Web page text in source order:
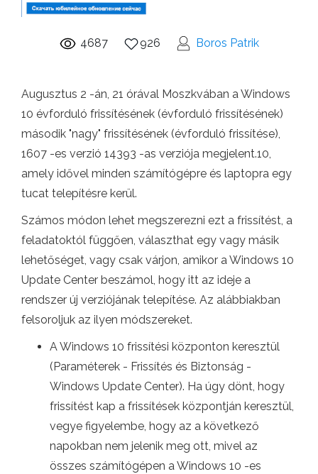
4687 926 Boros Patrik
Augusztus 2 -án, 21 órával Moszkvában a Windows
10 évforduló frissítésének (évforduló frissítésének)
második "nagy" frissítésének (évforduló frissítése),
1607 -es verzió 14393 -as verziója megjelent.10,
amely idővel minden számítógépre és laptopra egy
tucat telepítésre kerül.
Számos módon lehet megszerezni ezt a frissítést, a
feladatoktól függően, választhat egy vagy másik
lehetőséget, vagy csak várjon, amikor a Windows 10
Update Center beszámol, hogy itt az ideje a
rendszer új verziójának telepítése. Az alábbiakban
felsoroljuk az ilyen módszereket.
A Windows 10 frissítési központon keresztül
(Paraméterek - Frissítés és Biztonság -
Windows Update Center). Ha úgy dönt, hogy
frissítést kap a frissítések központján keresztül,
vegye figyelembe, hogy az a következő
napokban nem jelenik meg ott, mivel az
összes számítógépen a Windows 10 -es